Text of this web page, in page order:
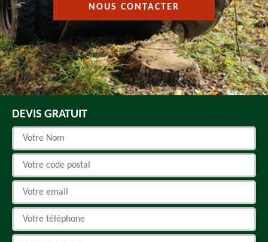
NOUS CONTACTER
DEVIS GRATUIT